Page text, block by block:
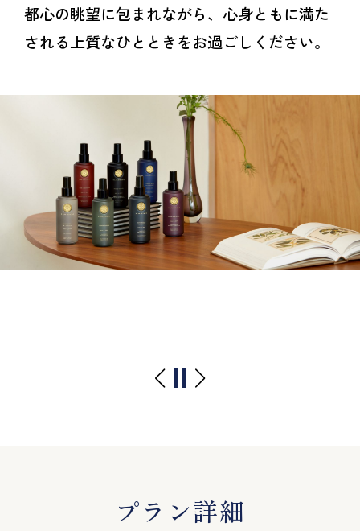
都心の眺望に包まれながら、心身ともに満た
される上質なひとときをお過ごしください。
プラン詳細